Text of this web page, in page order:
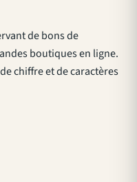
de bons de
boutiques en ligne.
chiffre et de caractères